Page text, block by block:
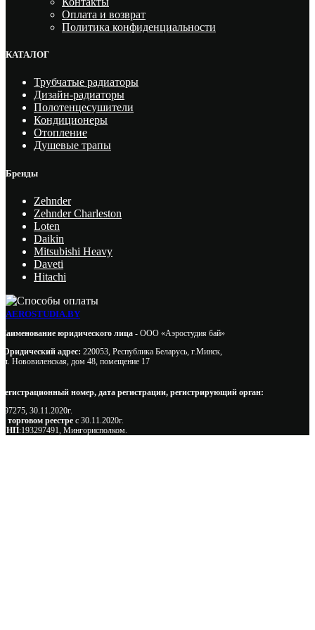
Оплата и возврат
Политика конфиденциальности
КАТАЛОГ
Трубчатые радиаторы
Дизайн-радиаторы
Полотенцесушители
Кондиционеры
Отопление
Душевые трапы
Бренды
Zehnder
Zehnder Charleston
Loten
Daikin
Mitsubishi Heavy
Daveti
Hitachi
AEROSTUDIA.BY
Наименование юридического лица - ООО «Аэростудия бай»
Юридический адрес: 220053, Республика Беларусь, г.Минск,
ул. Нововиленская, дом 48, помещение 17
Регистрационный номер, дата регистрации, регистрирующий орган:
497275, 30.11.2020г.
В торговом реестре с 30.11.2020г.
УНП:193297491, Мингорисполком.